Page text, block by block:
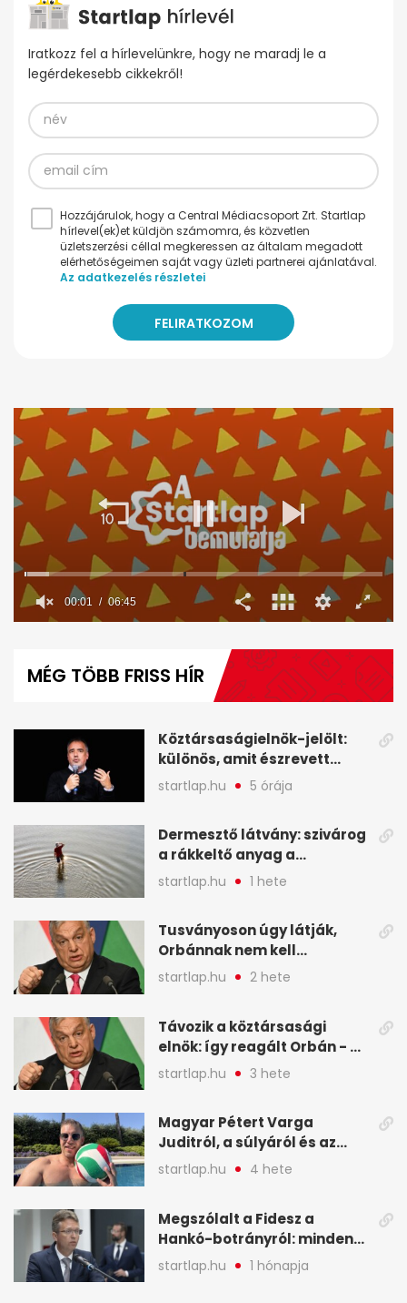
Iratkozz fel a hírlevelünkre, hogy ne maradj le a
legérdekesebb cikkekről!
Hozzájárulok, hogy a Central Médiacsoport Zrt. Startlap
hírlevel(ek)et küldjön számomra, és közvetlen
üzletszerzési céllal megkeressen az általam megadott
elérhetőségeimen saját vagy üzleti partnerei ajánlatával.
Az adatkezelés részletei
minutes,
45
00:02 06:45
MÉG TÖBB FRISS HÍR
Köztársaságielnök-jelölt:
különös, amit észrevett
Török Gábor - A hét
legfontosabb hírei
startlap.hu 5 órája
Dermesztő látvány: szivárog
a rákkeltő anyag a
kiszáradó Dunába
Budapesten - A hét
képekben
startlap.hu 1 hete
Tusványoson úgy látják,
Orbánnak nem kell
változtatnia - A hét
legfontosabb hírei
startlap.hu 2 hete
Távozik a köztársasági
elnök: így reagált Orbán - A
hét legfontosabb hírei
képekben
startlap.hu 3 hete
Magyar Pétert Varga
Juditról, a súlyáról és az
alvásidejéről is faggatták a
Redditen, sok kérdésre sírva
A hét legfontosabb hírei
képekben
startlap.hu 4 hete
Megszólalt a Fidesz a
Hankó-botrányról: minden
forint jó helyre ment - A hét
legfontosabb hírei
startlap.hu 1 hónapja